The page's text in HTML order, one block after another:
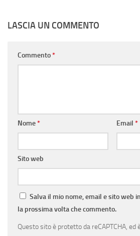
LASCIA UN COMMENTO
Commento*
Nome* Email *
Sito web
Salva il mio nome, email e sito web
la prossima volta che commento.
Questo sito è protetto da reCAPTCHA, ed